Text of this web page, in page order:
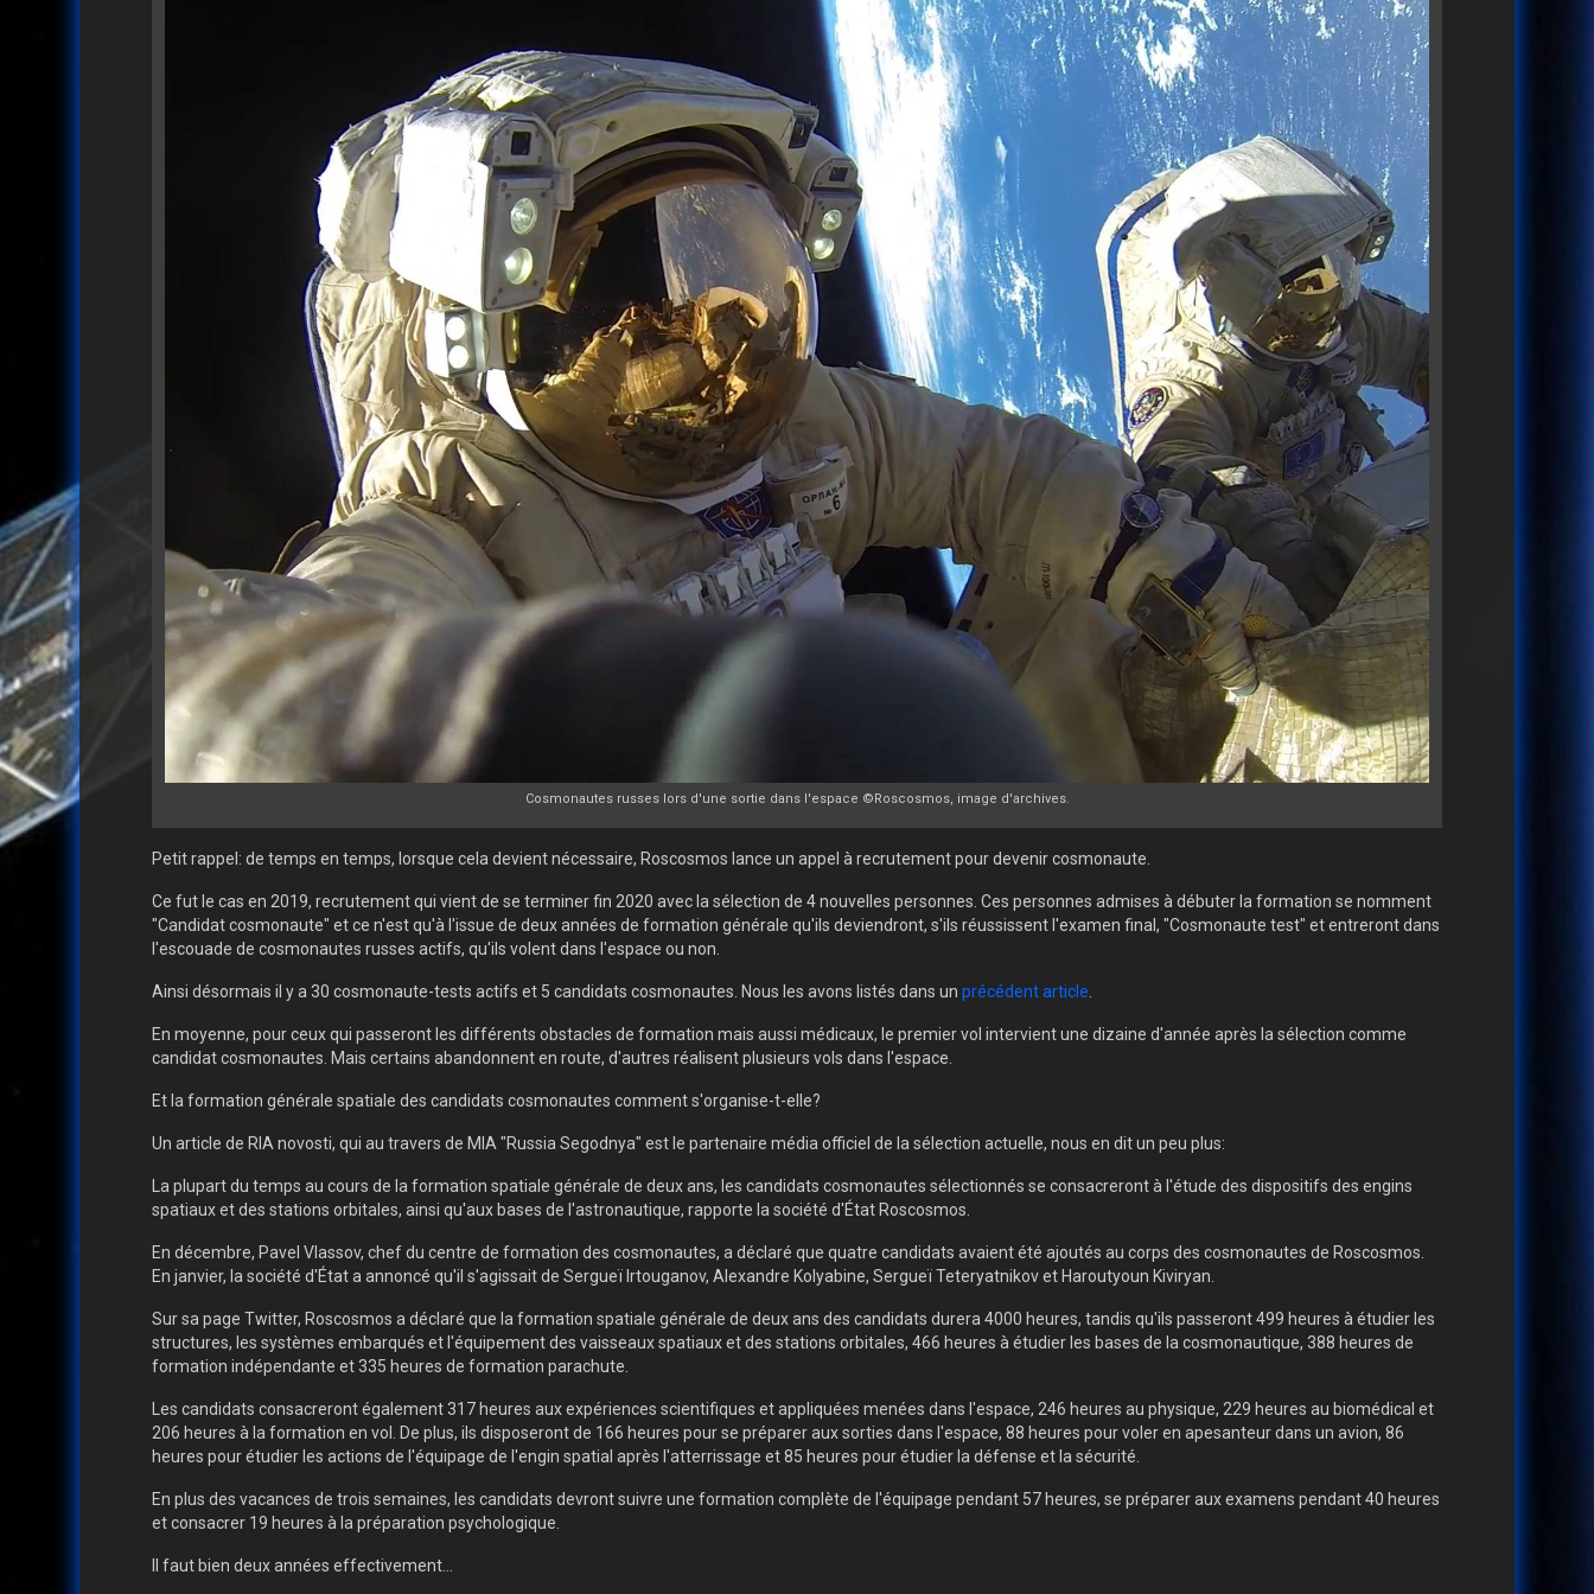
Cosmonautes russes lors d'une sortie dans l'espace ©Roscosmos, image d'archives.
Petit rappel: de temps en temps, lorsque cela devient nécessaire, Roscosmos lance un appel à recrutement pour devenir cosmonaute.
Ce fut le cas en 2019, recrutement qui vient de se terminer fin 2020 avec la sélection de 4 nouvelles personnes. Ces personnes admises à débuter la formation se nomment
"Candidat cosmonaute" et ce n'est qu'à l'issue de deux années de formation générale qu'ils deviendront, s'ils réussissent l'examen final, "Cosmonaute test" et entreront dans
l'escouade de cosmonautes russes actifs, qu'ils volent dans l'espace ou non.
Ainsi désormais il y a 30 cosmonaute-tests actifs et 5 candidats cosmonautes. Nous les avons listés dans un précédent article
En moyenne, pour ceux qui passeront les différents obstacles de formation mais aussi médicaux, le premier vol intervient une dizaine d'année après la sélection comme
candidat cosmonautes. Mais certains abandonnent en route, d'autres réalisent plusieurs vols dans l'espace.
Et la formation générale spatiale des candidats cosmonautes comment s'organise-t-elle?
Un article de RIA novosti, qui au travers de MIA "Russia Segodnya" est le partenaire média officiel de la sélection actuelle, nous en dit un peu plus:
La plupart du temps au cours de la formation spatiale générale de deux ans, les candidats cosmonautes sélectionnés se consacreront à l'étude des dispositifs des engins
spatiaux et des stations orbitales, ainsi qu'aux bases de l'astronautique, rapporte la société d'État Roscosmos.
En décembre, Pavel Vlassov, chef du centre de formation des cosmonautes, a déclaré que quatre candidats avaient été ajoutés au corps des cosmonautes de Roscosmos.
En janvier, la société d'État a annoncé qu'il s'agissait de Sergueï Irtouganov, Alexandre Kolyabine, Sergueï Teteryatnikov et Haroutyoun Kiviryan.
Sur sa page Twitter, Roscosmos a déclaré que la formation spatiale générale de deux ans des candidats durera 4000 heures, tandis qu'ils passeront 499 heures à étudier les
structures, les systèmes embarqués et l'équipement des vaisseaux spatiaux et des stations orbitales, 466 heures à étudier les bases de la cosmonautique, 388 heures de
formation indépendante et 335 heures de formation parachute.
Les candidats consacreront également 317 heures aux expériences scientifiques et appliquées menées dans l'espace, 246 heures au physique, 229 heures au biomédical et
206 heures à la formation en vol. De plus, ils disposeront de 166 heures pour se préparer aux sorties dans l'espace, 88 heures pour voler en apesanteur dans un avion, 86
heures pour étudier les actions de l'équipage de l'engin spatial après l'atterrissage et 85 heures pour étudier la défense et la sécurité.
En plus des vacances de trois semaines, les candidats devront suivre une formation complète de l'équipage pendant 57 heures, se préparer aux examens pendant 40 heures
et consacrer 19 heures à la préparation psychologique.
Il faut bien deux années effectivement...